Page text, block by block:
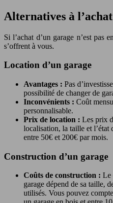
Alternatives à
Si l’achat d’un garage n’est pas
s’offrent à vous.
Location d’un garage
Avantages : Pas
possibilité de changer de
Inconvénients : Coût
personnalisable.
Prix de location : Les prix
localisation, la taille et l’état
entre 50€ et 200€ par mois.
Construction d’un garage
Coûts de construction : Le
garage dépend de sa taille,
utilisés. Vous pouvez